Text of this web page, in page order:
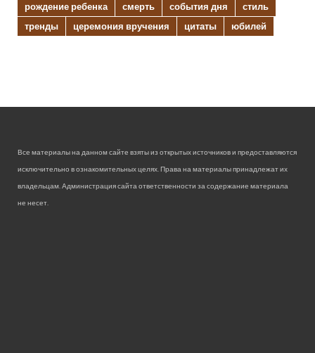
рождение ребенка
смерть события дня
стиль
тренды
церемония вручения цитаты юбилей
Все материалы на данном сайте взяты из открытых источников и предоставляются
исключительно в ознакомительных целях. Права на материалы принадлежат их
владельцам. Администрация сайта ответственности за содержание материала
не несет.